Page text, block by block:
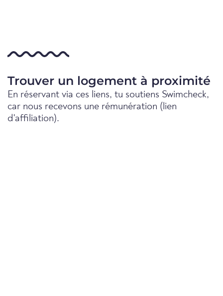
Trouver un logement à proximité
En réservant via ces liens, tu soutiens Swimcheck,
car nous recevons une rémunération (lien
d'affiliation).